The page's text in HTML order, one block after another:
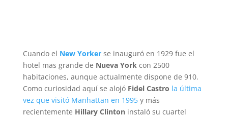
Cuando el New Yorkerse inauguró en 1929 fue el
hotel mas grande de Nueva Yorkcon 2500
habitaciones, aunque actualmente dispone de 910.
Como curiosidad aquí se alojó Fidel Castro la última
vez que visitó Manhattan en 1995y más
recientemente Hillary Clintoninstaló su cuartel